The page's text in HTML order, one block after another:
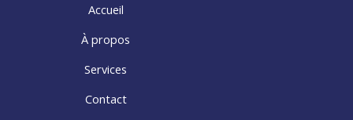
Accueil
À propos
Services
Contact